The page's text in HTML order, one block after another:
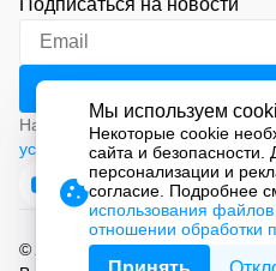
Подписаться на новости
Нажимая на кнопку
условиями обработки
© 2026 ООО «СМАРТ
Мы используем
Некоторые cookie
сайта и безопасности.
персонализации и
согласие. Подробнее
использования
отношении обработки